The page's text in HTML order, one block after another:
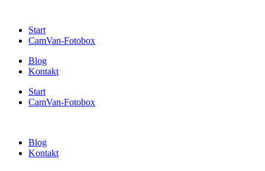
Start
CamVan-Fotobox
Blog
Kontakt
Start
CamVan-Fotobox
Blog
Kontakt